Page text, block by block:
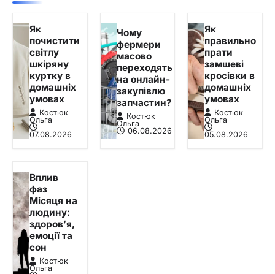
Як
почистити
світлу
шкіряну
куртку в
домашніх
умовах
Костюк
Ольга
07.08.2026
Чому
фермери
масово
переходять
на онлайн-
закупівлю
запчастин?
Костюк
Ольга
06.08.2026
Як
правильно
прати
замшеві
кросівки в
домашніх
умовах
Костюк
Ольга
05.08.2026
Вплив
фаз
Місяця на
людину:
здоров’я,
емоції та
сон
Костюк
Ольга